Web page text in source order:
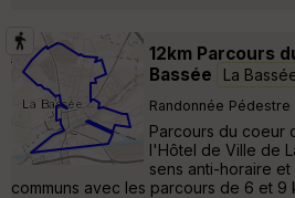
12km Parcours
Bassée
La
Randonnée Pédestre
Parcours du coeur
l'Hôtel de Ville de
sens anti-horaire
communs avec les parcours de 6 et 9